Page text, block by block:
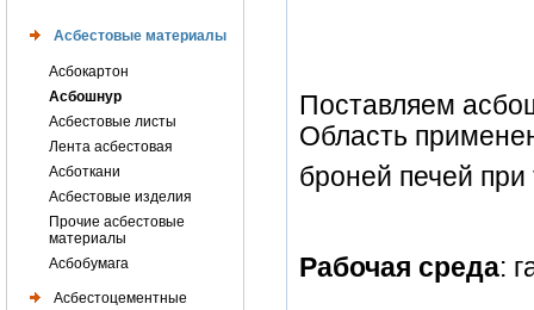
Асбестовые материалы
Асбокартон
Асбошнур
Асбестовые листы
Лента асбестовая
Асботкани
Асбестовые изделия
Прочие асбестовые
материалы
Асбобумага
Асбестоцементные
Поставляем
Область
броней печей
Рабочая среда: